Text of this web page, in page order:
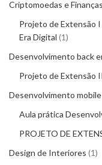
Criptomoedas e
Projeto de Extensão I
Era Digital 1
Desenvolvimento back
Projeto de Extensão
Desenvolvimento mobile
Aula prática
PROJETO DE
Design de Interiores 1